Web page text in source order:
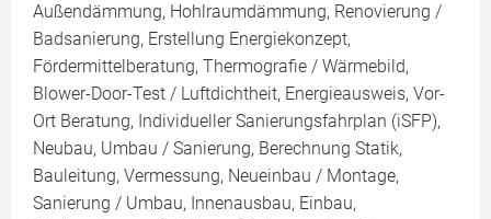
Außendämmung, Hohlraumdämmung, Renovierung /
Badsanierung, Erstellung Energiekonzept,
Fördermittelberatung, Thermografie / Wärmebild,
Blower-Door-Test / Luftdichtheit, Energieausweis, Vor-
Ort Beratung, Individueller Sanierungsfahrplan (iSFP),
Neubau, Umbau / Sanierung, Berechnung Statik,
Bauleitung, Vermessung, Neueinbau / Montage,
Sanierung / Umbau, Innenausbau, Einbau,